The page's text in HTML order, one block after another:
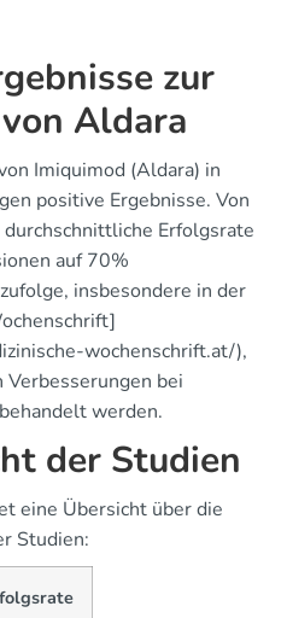
zur
Aldara
Imiquimod (Aldara) in
positive Ergebnisse. Von
Erfolgsrate
auf 70%
insbesondere in der
wochenschrift.at/),
bei
werden.
der Studien
eine Übersicht über die
Studien: